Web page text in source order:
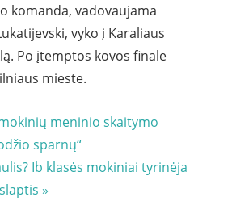
komanda, vadovaujama
vyko į Karaliaus
Po įtemptos kovos finale
mieste.
meninio skaitymo
sparnų“
Ib klasės mokiniai tyrinėja